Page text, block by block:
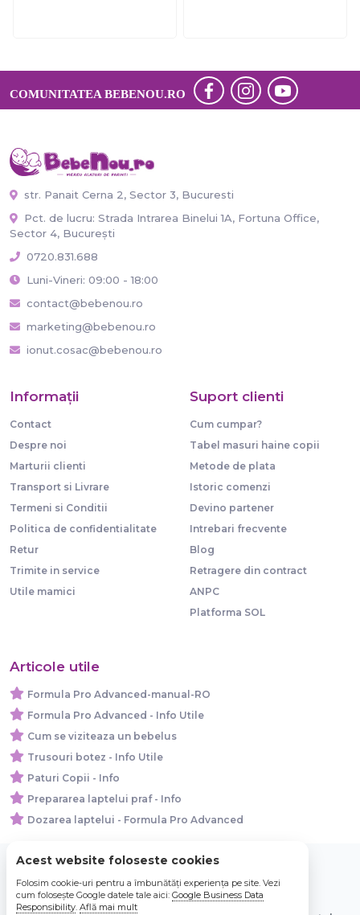
COMUNITATEA BEBENOU.RO
str. Panait Cerna 2, Sector 3, Bucuresti
Pct. de lucru: Strada Intrarea Binelui 1A, Fortuna Office,
Sector 4, București
0720.831.688
Luni-Vineri: 09:00 - 18:00
contact@bebenou.ro
marketing@bebenou.ro
ionut.cosac@bebenou.ro
Informaţii
Contact
Despre noi
Marturii clienti
Transport si Livrare
Termeni si Conditii
Politica de confidentialitate
Retur
Trimite in service
Utile mamici
Suport clienti
Cum cumpar?
Tabel masuri haine copii
Metode de plata
Istoric comenzi
Devino partener
Intrebari frecvente
Blog
Retragere din contract
ANPC
Platforma SOL
Articole utile
Formula Pro Advanced-manual-RO
Formula Pro Advanced - Info Utile
Cum se viziteaza un bebelus
Trusouri botez - Info Utile
Paturi Copii - Info
Prepararea laptelui praf - Info
Dozarea laptelui - Formula Pro Advanced
© 2026 Bebe Nou Online Store SRL
Acest website foloseste cookies
Folosim cookie-uri pentru a îmbunătăți experiența pe site. Vezi
cum folosește Google datele tale aici: Google Business Data
Responsibility. Află mai mult